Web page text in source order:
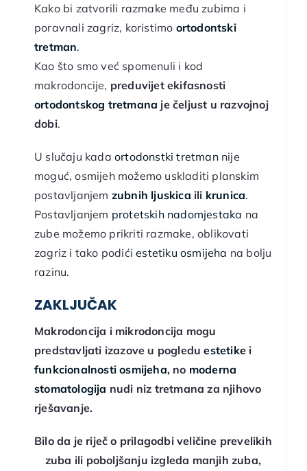
Kako bi zatvorili razmake među zubima i
poravnali zagriz, koristimo ortodontski
tretman.
Kao što smo već spomenuli i kod
makrodoncije, preduvijet ekifasnosti
ortodontskog tretmana je čeljust u razvojnoj
dobi.
U slučaju kada ortodonstki tretmannije
moguć, osmijeh možemo uskladiti planskim
postavljanjem zubnih ljuskica ili krunica.
Postavljanjem protetskih nadomjestaka na
zube možemo prikriti razmake, oblikovati
zagriz i tako podićiestetiku osmijeha na bolju
razinu.
ZAKLJUČAK
Makrodoncija i mikrodoncija mogu
predstavljati izazove u pogleduestetikei
funkcionalnosti osmijeha, no moderna
stomatologija nudi niz tretmana za njihovo
rješavanje.
Bilo da je riječ o prilagodbi veličine prevelikih
zuba ili poboljšanju izgleda manjih zuba,